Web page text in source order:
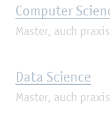
Com­pu­ter
Mas­ter, auch
Data Sci­ence
Mas­ter, auch